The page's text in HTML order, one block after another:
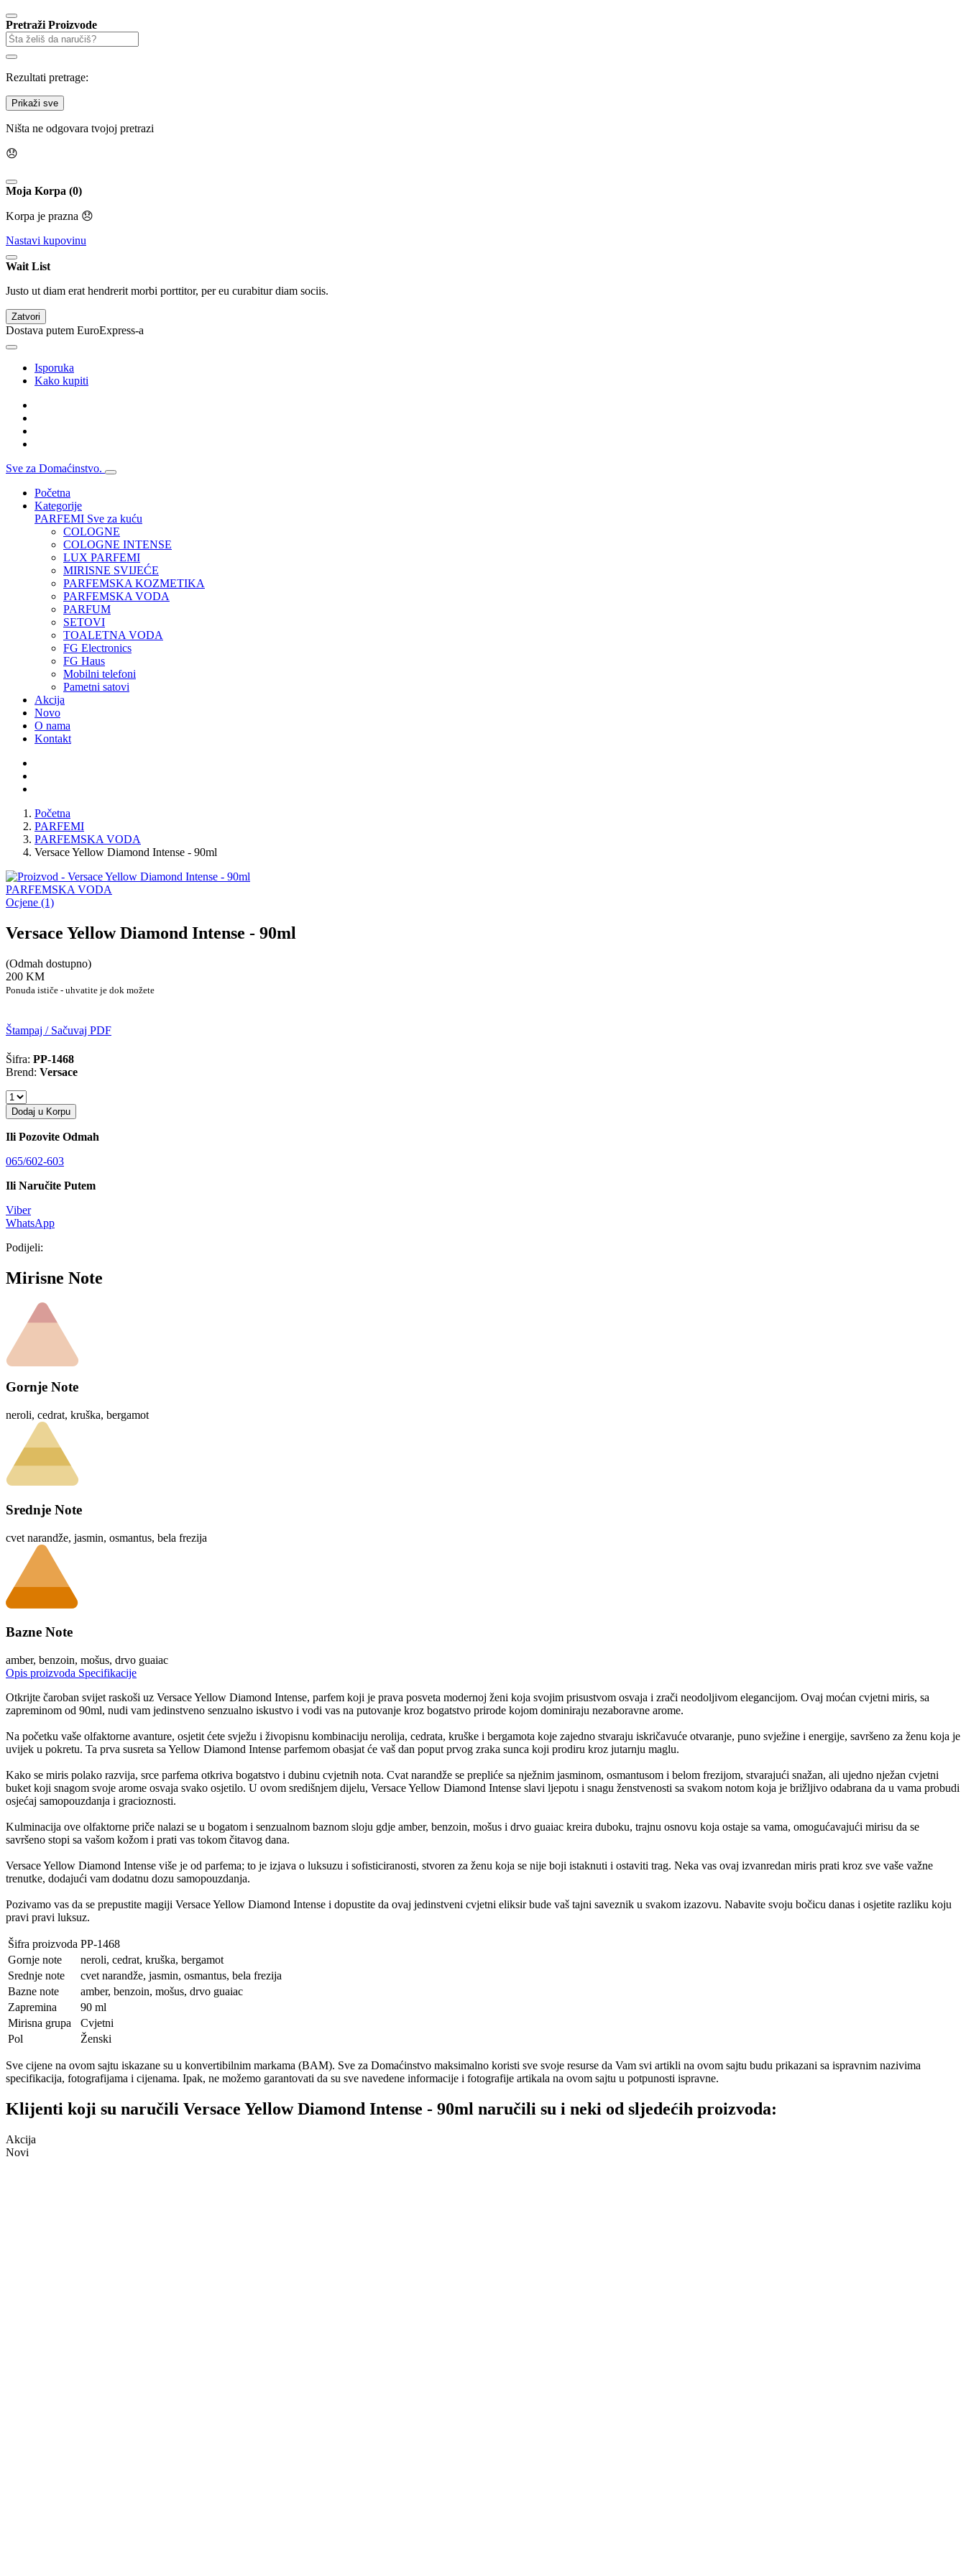
Pretraži Proizvode
Rezultati pretrage:
Prikaži sve
Ništa ne odgovara tvojoj pretrazi
😞
Moja Korpa (0)
Korpa je prazna 😞
Nastavi kupovinu
Wait List
Justo ut diam erat hendrerit morbi porttitor, per eu curabitur diam sociis.
Zatvori
Dostava putem EuroExpress-a
Isporuka
Kako kupiti
Sve za Domaćinstvo.
Početna
Kategorije
PARFEMI Sve za kuću
COLOGNE
COLOGNE INTENSE
LUX PARFEMI
MIRISNE SVIJEĆE
PARFEMSKA KOZMETIKA
PARFEMSKA VODA
PARFUM
SETOVI
TOALETNA VODA
FG Electronics
FG Haus
Mobilni telefoni
Pametni satovi
Akcija
Novo
O nama
Kontakt
Početna
PARFEMI
PARFEMSKA VODA
Versace Yellow Diamond Intense - 90ml
PARFEMSKA VODA
Ocjene (1)
Versace Yellow Diamond Intense - 90ml
(Odmah dostupno)
200 KM
Ponuda ističe - uhvatite je dok možete
Štampaj / Sačuvaj PDF
Šifra: PP-1468
Brend: Versace
Dodaj u Korpu
Ili Pozovite Odmah
065/602-603
Ili Naručite Putem
Viber
WhatsApp
Podijeli:
Mirisne Note
Gornje Note
neroli, cedrat, kruška, bergamot
Srednje Note
cvet narandže, jasmin, osmantus, bela frezija
Bazne Note
amber, benzoin, mošus, drvo guaiac
Opis proizvoda Specifikacije
Otkrijte čaroban svijet raskoši uz Versace Yellow Diamond Intense, parfem koji je prava posveta modernoj ženi koja svojim prisustvom osvaja i zrači neodoljivom elegancijom. Ovaj moćan cvjetni miris, sa
zapreminom od 90ml, nudi vam jedinstveno senzualno iskustvo i vodi vas na putovanje kroz bogatstvo prirode kojom dominiraju nezaboravne arome.
Na početku vaše olfaktorne avanture, osjetit ćete svježu i živopisnu kombinaciju nerolija, cedrata, kruške i bergamota koje zajedno stvaraju iskričavuće otvaranje, puno svježine i energije, savršeno za ženu koja je
uvijek u pokretu. Ta prva susreta sa Yellow Diamond Intense parfemom obasjat će vaš dan poput prvog zraka sunca koji prodiru kroz jutarnju maglu.
Kako se miris polako razvija, srce parfema otkriva bogatstvo i dubinu cvjetnih nota. Cvat narandže se prepliće sa nježnim jasminom, osmantusom i belom frezijom, stvarajući snažan, ali ujedno nježan cvjetni
buket koji snagom svoje arome osvaja svako osjetilo. U ovom središnjem dijelu, Versace Yellow Diamond Intense slavi ljepotu i snagu ženstvenosti sa svakom notom koja je brižljivo odabrana da u vama probudi
osjećaj samopouzdanja i gracioznosti.
Kulminacija ove olfaktorne priče nalazi se u bogatom i senzualnom baznom sloju gdje amber, benzoin, mošus i drvo guaiac kreira duboku, trajnu osnovu koja ostaje sa vama, omogućavajući mirisu da se
savršeno stopi sa vašom kožom i prati vas tokom čitavog dana.
Versace Yellow Diamond Intense više je od parfema; to je izjava o luksuzu i sofisticiranosti, stvoren za ženu koja se nije boji istaknuti i ostaviti trag. Neka vas ovaj izvanredan miris prati kroz sve vaše važne
trenutke, dodajući vam dodatnu dozu samopouzdanja.
Pozivamo vas da se prepustite magiji Versace Yellow Diamond Intense i dopustite da ovaj jedinstveni cvjetni eliksir bude vaš tajni saveznik u svakom izazovu. Nabavite svoju bočicu danas i osjetite razliku koju
pravi pravi luksuz.
Šifra proizvoda PP-1468
Gornje note
neroli, cedrat, kruška, bergamot
Srednje note
cvet narandže, jasmin, osmantus, bela frezija
Bazne note
amber, benzoin, mošus, drvo guaiac
Zapremina
90 ml
Mirisna grupa
Cvjetni
Pol
Ženski
Sve cijene na ovom sajtu iskazane su u konvertibilnim markama (BAM). Sve za Domaćinstvo maksimalno koristi sve svoje resurse da Vam svi artikli na ovom sajtu budu prikazani sa ispravnim nazivima
specifikacija, fotografijama i cijenama. Ipak, ne možemo garantovati da su sve navedene informacije i fotografije artikala na ovom sajtu u potpunosti ispravne.
Klijenti koji su naručili Versace Yellow Diamond Intense - 90ml naručili su i neki od sljedećih proizvoda:
Akcija
Novi